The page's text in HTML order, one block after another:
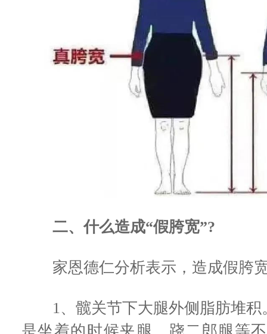
二、什么造成“假胯宽”?
家恩德仁分析表示，造成假胯宽
1、髋关节下大腿外侧脂肪堆积
是坐着的时候夹腿、跷二郎腿等